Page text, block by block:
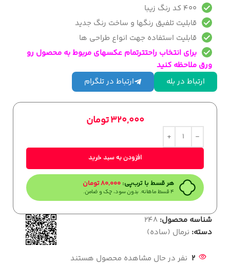
400 کد رنگ زیبا
قابلیت تلفیق رنگها و ساخت رنگ جدید
قابلیت استفاده جهت انواع طراحی ها
برای انتخاب راحتترتمام عکسهای مربوط به محصول رو
ورق ملاحظه کنید
ارتباط در بله
ارتباط در تلگرام
320,000تومان
افزودن به سبد خرید
هر قسط با ترب‌پی: 80,000تومان
۴ قسط ماهانه. بدون سود، چک و ضامن.
شناسه محصول: 248
دسته: نرمال (ساده)
2 نفر در حال مشاهده محصول هستند